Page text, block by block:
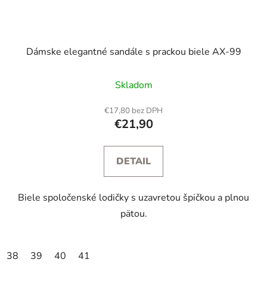
Dámske elegantné sandále s prackou biele AX-99
Skladom
€17,80 bez DPH
€21,90
DETAIL
Biele spoločenské lodičky s uzavretou špičkou a plnou
pätou.
38 39 40 41